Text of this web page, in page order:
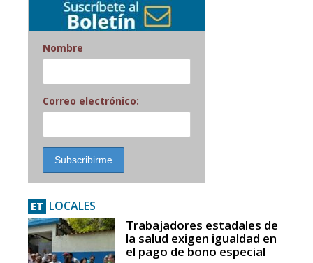
Nombre
Correo electrónico:
ET LOCALES
Trabajadores estadales de
la salud exigen igualdad en
el pago de bono especial